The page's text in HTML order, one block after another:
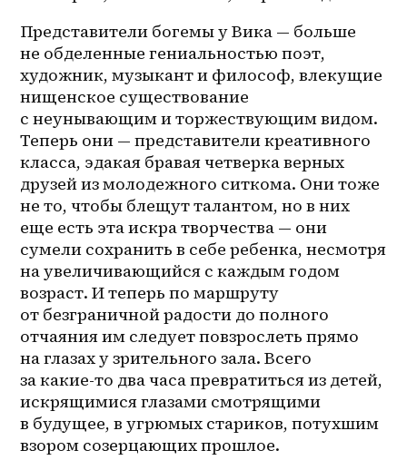
Представители богемы у Вика — больше
не обделенные гениальностью поэт,
художник, музыкант и философ, влекущие
нищенское существование
с неунывающим и торжествующим видом.
Теперь они — представители креативного
класса, эдакая бравая четверка верных
друзей из молодежного ситкома. Они тоже
не то, чтобы блещут талантом, но в них
еще есть эта искра творчества — они
сумели сохранить в себе ребенка, несмотря
на увеличивающийся с каждым годом
возраст. И теперь по маршруту
от безграничной радости до полного
отчаяния им следует повзрослеть прямо
на глазах у зрительного зала. Всего
за какие-то два часа превратиться из детей,
искрящимися глазами смотрящими
в будущее, в угрюмых стариков, потухшим
взором созерцающих прошлое.